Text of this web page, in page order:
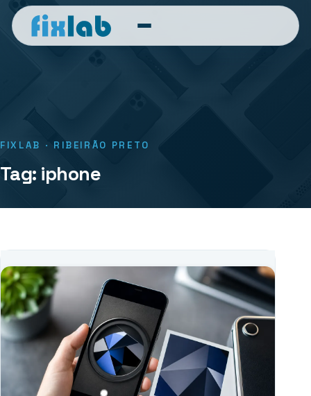
FIXLAB · RIBEIRÃO PRETO
Tag: iphone